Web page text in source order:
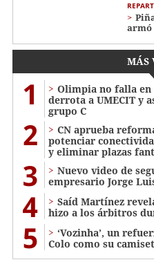
armó
MÁS
1
Olimpia no falla en
derrota a UMECIT y
grupo C
2
CN aprueba
potenciar
y eliminar plazas
3
Nuevo video de
empresario Jorge
4
Saíd Martínez
hizo a los árbitros
5
‘Vozinha’, un
Colo como su